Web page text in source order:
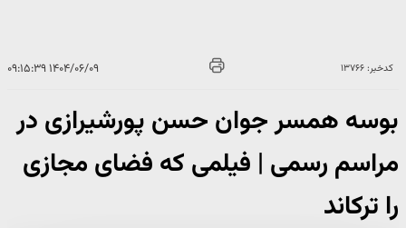
کدخبر: ۱۳۷۶۶ ۱۴۰۴/۰۶/۰۹ ۰۹:۱۵:۳۹
بوسه همسر جوان حسن پورشیرازی در
مراسم رسمی | فیلمی که فضای مجازی
را ترکاند